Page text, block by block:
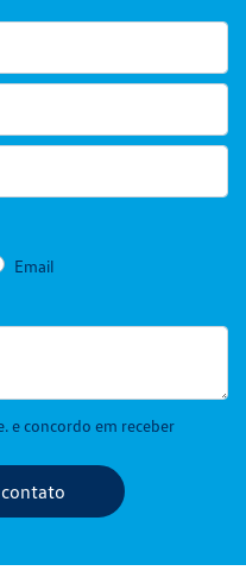
Email
e concordo em receber